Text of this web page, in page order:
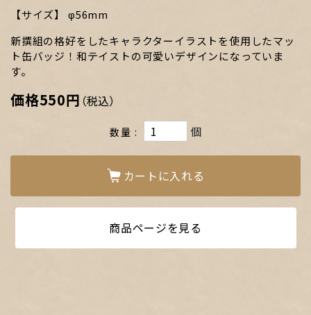
サイズ
φ56mm
新撰組の格好をしたキャラクターイラストを使用したマッ
ト缶バッジ！和テイストの可愛いデザインになっていま
す。
価格550円 （税込）
数量 個
カートに入れる
商品ページを見る